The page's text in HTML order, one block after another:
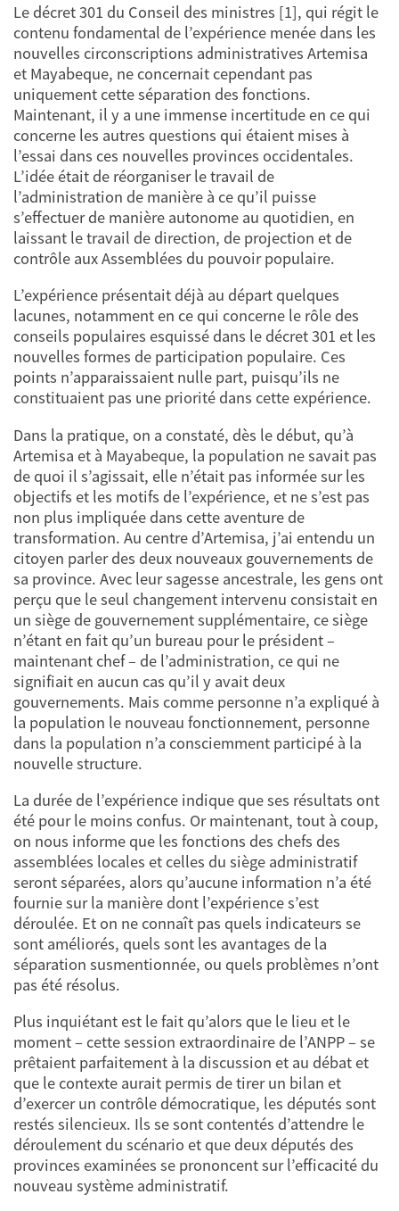
Le décret 301 du Conseil des ministres [1], qui régit le
contenu fondamental de l’expérience menée dans les
nouvelles circonscriptions administratives Artemisa
et Mayabeque, ne concernait cependant pas
uniquement cette séparation des fonctions.
Maintenant, il y a une immense incertitude en ce qui
concerne les autres questions qui étaient mises à
l’essai dans ces nouvelles provinces occidentales.
L’idée était de réorganiser le travail de
l’administration de manière à ce qu’il puisse
s’effectuer de manière autonome au quotidien, en
laissant le travail de direction, de projection et de
contrôle aux Assemblées du pouvoir populaire.
L’expérience présentait déjà au départ quelques
lacunes, notamment en ce qui concerne le rôle des
conseils populaires esquissé dans le décret 301 et les
nouvelles formes de participation populaire. Ces
points n’apparaissaient nulle part, puisqu’ils ne
constituaient pas une priorité dans cette expérience.
Dans la pratique, on a constaté, dès le début, qu’à
Artemisa et à Mayabeque, la population ne savait pas
de quoi il s’agissait, elle n’était pas informée sur les
objectifs et les motifs de l’expérience, et ne s’est pas
non plus impliquée dans cette aventure de
transformation. Au centre d’Artemisa, j’ai entendu un
citoyen parler des deux nouveaux gouvernements de
sa province. Avec leur sagesse ancestrale, les gens ont
perçu que le seul changement intervenu consistait en
un siège de gouvernement supplémentaire, ce siège
n’étant en fait qu’un bureau pour le président –
maintenant chef – de l’administration, ce qui ne
signifiait en aucun cas qu’il y avait deux
gouvernements. Mais comme personne n’a expliqué à
la population le nouveau fonctionnement, personne
dans la population n’a consciemment participé à la
nouvelle structure.
La durée de l’expérience indique que ses résultats ont
été pour le moins confus. Or maintenant, tout à coup,
on nous informe que les fonctions des chefs des
assemblées locales et celles du siège administratif
seront séparées, alors qu’aucune information n’a été
fournie sur la manière dont l’expérience s’est
déroulée. Et on ne connaît pas quels indicateurs se
sont améliorés, quels sont les avantages de la
séparation susmentionnée, ou quels problèmes n’ont
pas été résolus.
Plus inquiétant est le fait qu’alors que le lieu et le
moment – cette session extraordinaire de l’ANPP – se
prêtaient parfaitement à la discussion et au débat et
que le contexte aurait permis de tirer un bilan et
d’exercer un contrôle démocratique, les députés sont
restés silencieux. Ils se sont contentés d’attendre le
déroulement du scénario et que deux députés des
provinces examinées se prononcent sur l’efficacité du
nouveau système administratif.